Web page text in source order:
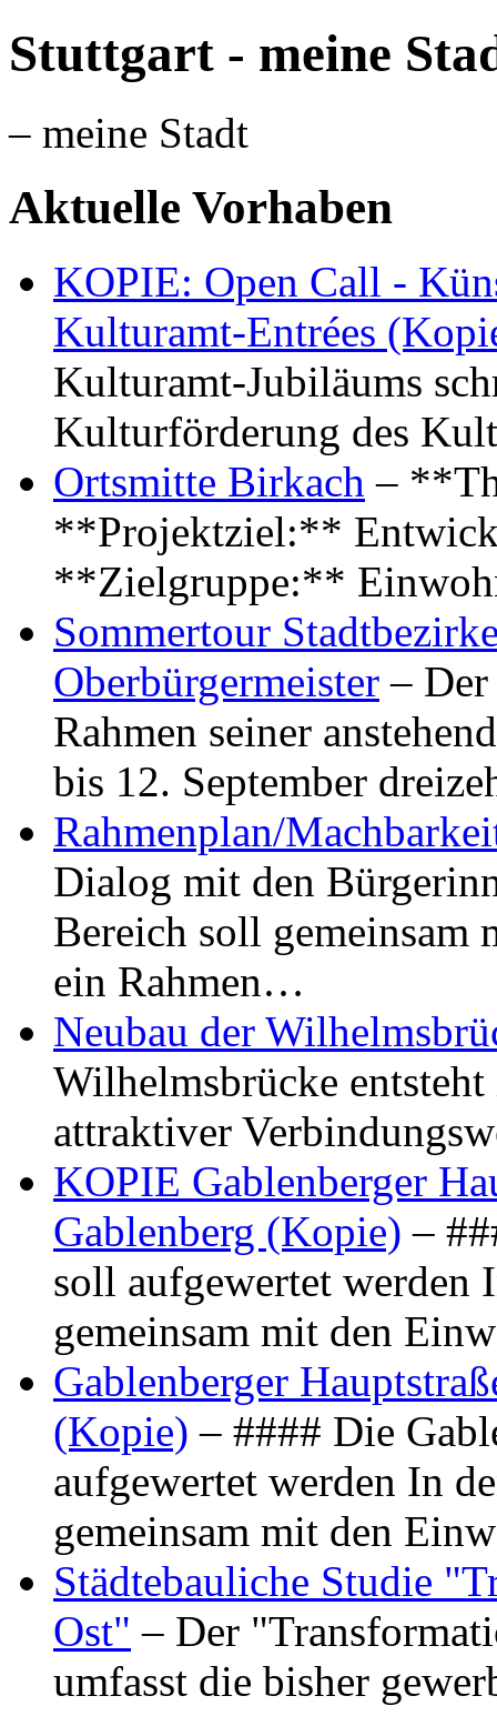
Stuttgart - meine
– meine Stadt
Aktuelle Vorhaben
KOPIE: Open Call -
Kulturamt-Entrées
Kulturamt-Jubiläums
Kulturförderung des
Ortsmitte Birkach –
**Projektziel:**
**Zielgruppe:**
Sommertour
Oberbürgermeister –
Rahmen seiner
bis 12. September
Rahmenplan/
Dialog mit den
Bereich soll gemeinsam
ein Rahmen…
Neubau der
Wilhelmsbrücke
attraktiver
KOPIE Gablenberger
Gablenberg (Kopie) –
soll aufgewertet werden
gemeinsam mit den
Gablenberger
(Kopie) – #### Die
aufgewertet werden In
gemeinsam mit den
Städtebauliche Studie
Ost" – Der
umfasst die bisher